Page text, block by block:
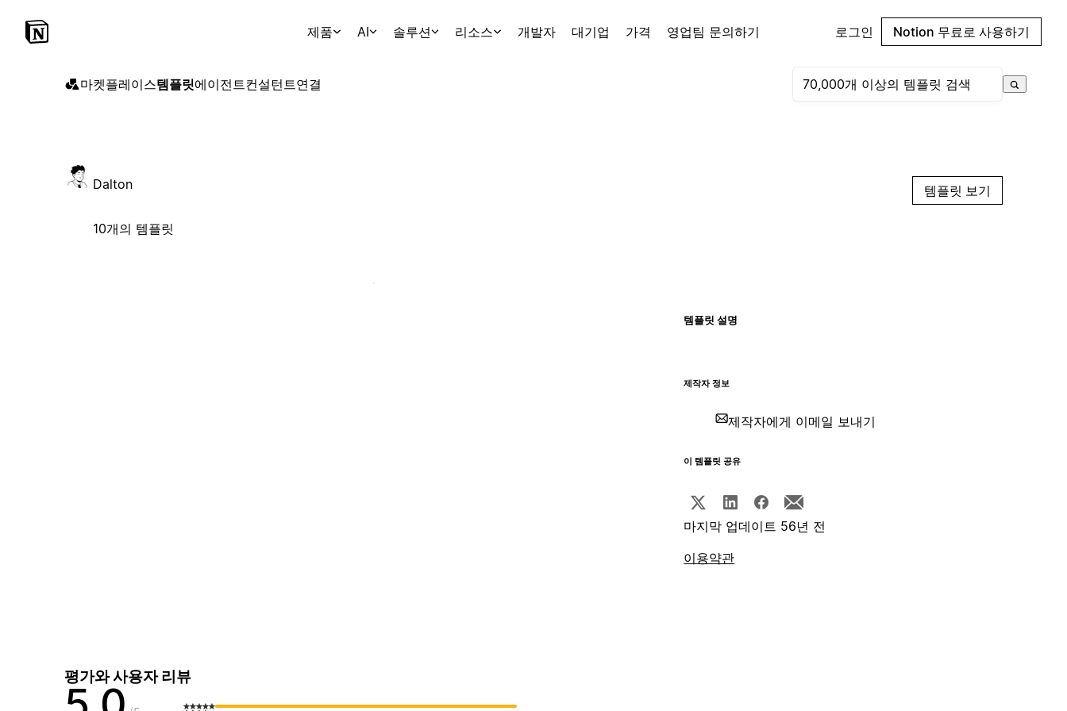
제품 AI 솔루션 리소스 개발자 대기업 가격 영업팀 문의하기 로그인 Notion 무료로 사용하기
마켓플레이스템플릿에이전트컨설턴트연결
Dalton
10개의 템플릿
템플릿 보기
템플릿 설명
제작자 정보
제작자에게 이메일 보내기
이 템플릿 공유
마지막 업데이트 56년 전
이용약관
평가와 사용자 리뷰